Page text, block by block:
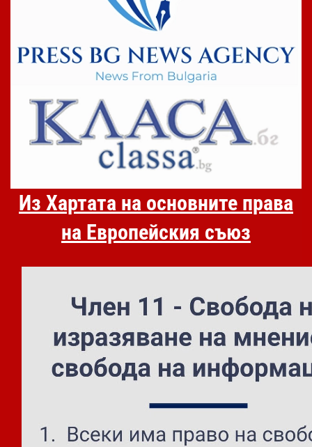
Из Хартата на основните права
на Европейския съюз